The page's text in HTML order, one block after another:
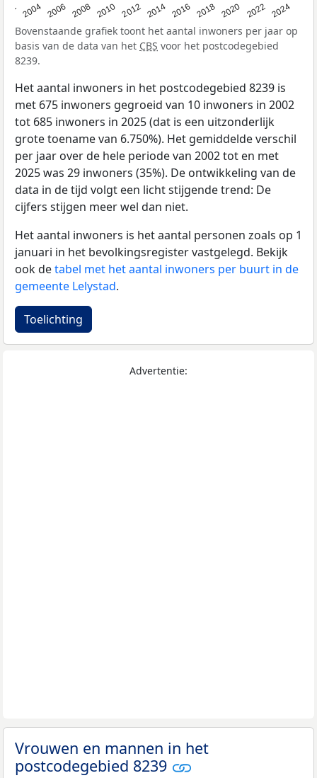
2004 2006 2008 2010 2012 2014 2016 2018 2020 2022 2024
Bovenstaande grafiek toont het aantal inwoners per jaar op
basis van de data van het CBS voor het postcodegebied
8239.
Het aantal inwoners in het postcodegebied 8239 is
met 675 inwoners gegroeid van 10 inwoners in 2002
tot 685 inwoners in 2025 (dat is een uitzonderlijk
grote toename van 6.750%). Het gemiddelde verschil
per jaar over de hele periode van 2002 tot en met
2025 was 29 inwoners (35%). De ontwikkeling van de
data in de tijd volgt een licht stijgende trend: De
cijfers stijgen meer wel dan niet.
Het aantal inwoners is het aantal personen zoals op 1
januari in het bevolkingsregister vastgelegd. Bekijk
ook detabel met het aantal inwoners per buurt in de
gemeente Lelystad.
Toelichting
Advertentie:
Vrouwen en mannen in het
postcodegebied 8239